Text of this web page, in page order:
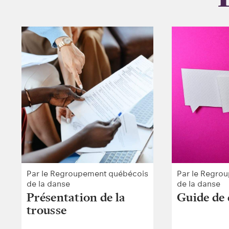
Par le Regroupement québécois
de la danse
Présentation de la
trousse
Par le
de la danse
Guide de